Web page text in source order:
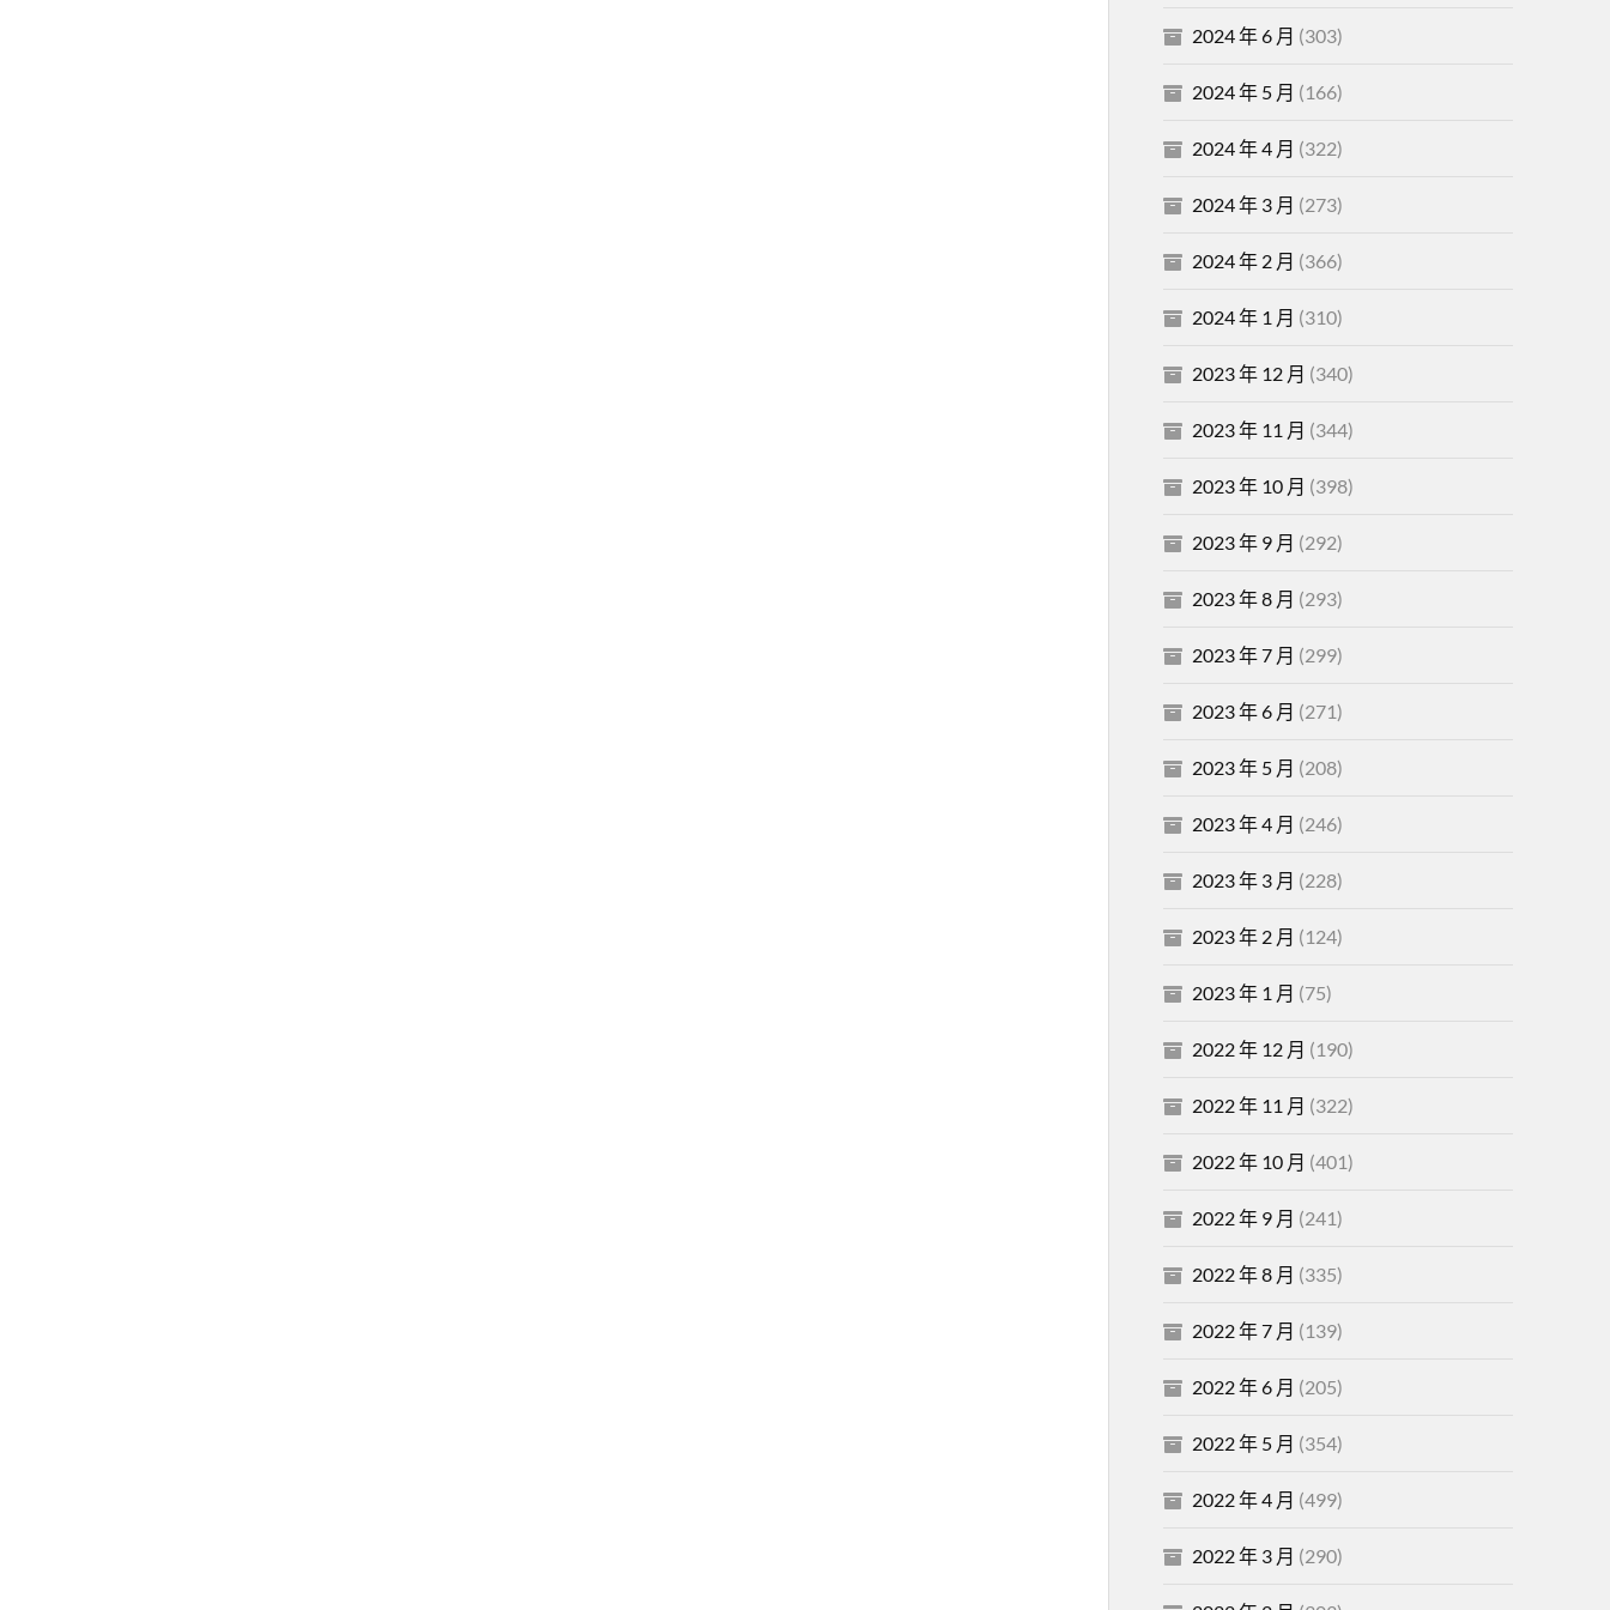
2024 年 6 月 (303)
2024 年 5 月 (166)
2024 年 4 月 (322)
2024 年 3 月 (273)
2024 年 2 月 (366)
2024 年 1 月 (310)
2023 年 12 月 (340)
2023 年 11 月 (344)
2023 年 10 月 (398)
2023 年 9 月 (292)
2023 年 8 月 (293)
2023 年 7 月 (299)
2023 年 6 月 (271)
2023 年 5 月 (208)
2023 年 4 月 (246)
2023 年 3 月 (228)
2023 年 2 月 (124)
2023 年 1 月 (75)
2022 年 12 月 (190)
2022 年 11 月 (322)
2022 年 10 月 (401)
2022 年 9 月 (241)
2022 年 8 月 (335)
2022 年 7 月 (139)
2022 年 6 月 (205)
2022 年 5 月 (354)
2022 年 4 月 (499)
2022 年 3 月 (290)